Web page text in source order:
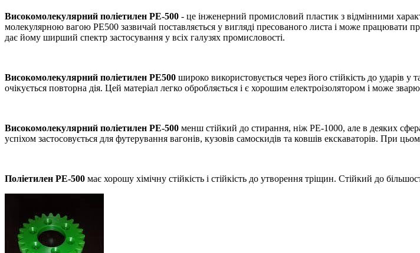
Високомолекулярний поліетилен PE-500 - це інженерний промисловий пластик з відмінними
молекулярною вагою PE500 зазвичай поставляється у вигляді пресованого листа і може
дає йому ширший спектр застосування у всіх галузях промисловості.
Високомолекулярний поліетилен PE500 широко використовується через його стійкість до ударів
очікується повторна дія. Цей матеріал легко обробляється і є хорошим електроізолятором і може
Високомолекулярний поліетилен PE-500 менш стійкий до стирання, ніж PE-1000, але в деяких
успіхом застосовується для футерування вагонів, кузовів самоскидів та ковшів екскаваторів. При
Поліетилен PE-500 має хорошу хімічну стійкість і стійкість до утворення тріщин. Стійкий до